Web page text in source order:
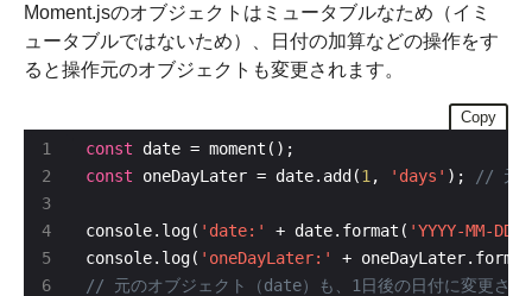
Moment.jsのオブジェクトはミュータブルなため（イミ
ュータブルではないため）、日付の加算などの操作をす
ると操作元のオブジェクトも変更されます。
Copy
3
4
5
6
const
const oneDayLater = date.add(1 , 'days' );
console.log( 'date:' + date.format( 'YYYY-MM-DD'
console.log( 'oneDayLater:' +